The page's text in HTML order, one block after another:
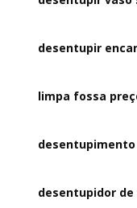
desentupir
limpa fossa
desentupimento
desentupidor de